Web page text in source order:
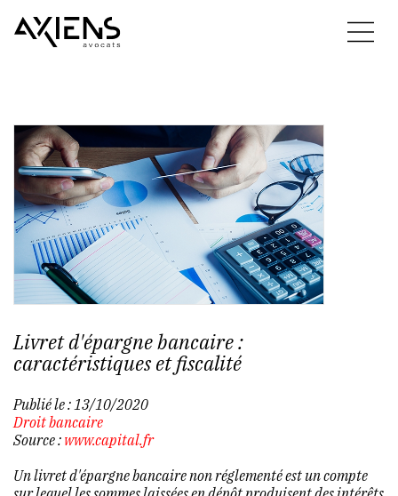
Livret d'épargne bancaire :
caractéristiques et fiscalité
Publié le : 13/10/2020
Droit bancaire
Source : www.capital.fr
Un livret d'épargne bancaire non réglementé est un compte